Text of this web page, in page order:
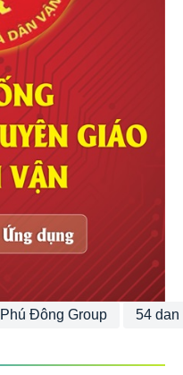
Phú Đông Group 54 dan